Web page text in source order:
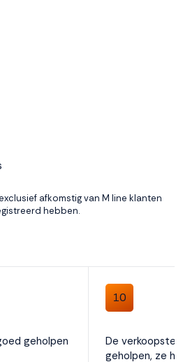
afkomstig van M line klanten
hebben.
geholpen
10
De
geholpen, ze